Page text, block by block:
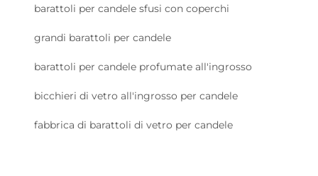
barattoli per candele sfusi con coperchi
grandi barattoli per candele
barattoli per candele profumate all'ingrosso
bicchieri di vetro all'ingrosso per candele
fabbrica di barattoli di vetro per candele